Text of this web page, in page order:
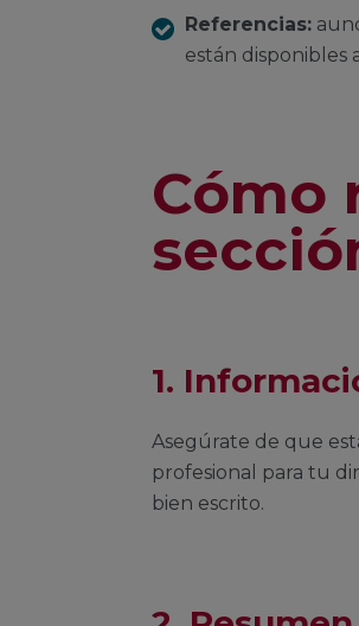
Referencias:
están disponibles
Cómo
1.
Asegúrate de que
profesional para tu
bien escrito.